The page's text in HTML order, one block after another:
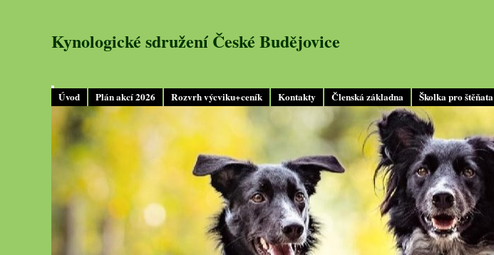
Úvod Plán akcí 2026 Rozvrh výcviku+ceník Kontakty Členská základna Školka pro štěňata
Kynologické sdružení České Budějovice